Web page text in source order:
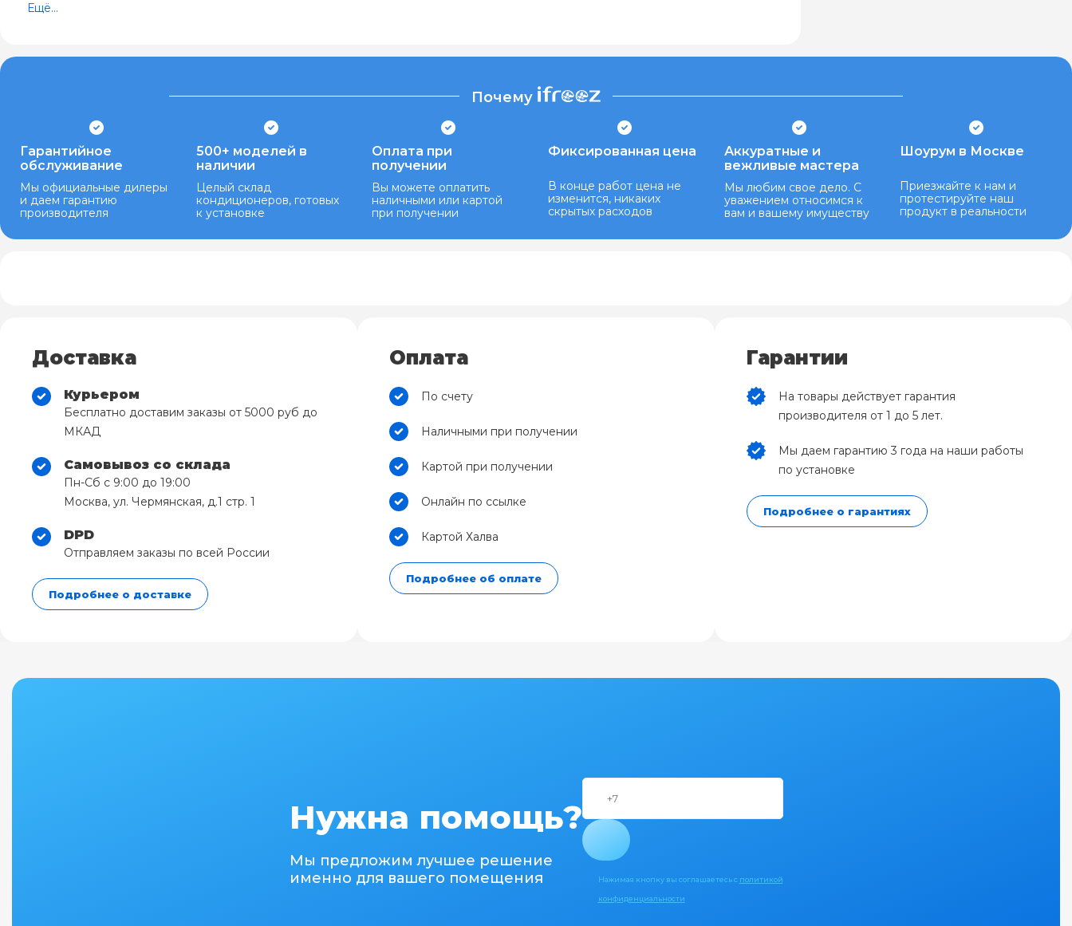
Ещё...
Почему
Гарантийное
обслуживание
Мы официальные дилеры
и даем гарантию
производителя
500+ моделей в
наличии
Целый склад
кондиционеров, готовых
к установке
Оплата при
получении
Вы можете оплатить
наличными или картой
при получении
Фиксированная цена
В конце работ цена не
изменится, никаких
скрытых расходов
Аккуратные и
вежливые мастера
Мы любим свое дело. С
уважением относимся к
вам и вашему имуществу
Шоурум в Москве
Приезжайте к нам и
протестируйте наш
продукт в реальности
Доставка
Курьером
Бесплатно доставим заказы от 5000 руб до
МКАД
Самовывоз со склада
Пн-Сб с 9:00 до 19:00
Москва, ул. Чермянская, д.1 стр. 1
DPD
Отправляем заказы по всей России
Подробнее о доставке
Оплата
По счету
Наличными при получении
Картой при получении
Онлайн по ссылке
Картой Халва
Подробнее об оплате
Гарантии
На товары действует гарантия
производителя от 1 до 5 лет.
Мы даем гарантию 3 года на наши работы
по установке
Подробнее о гарантиях
Нужна помощь?
Мы предложим лучшее решение
именно для вашего помещения
Нажимая кнопку вы соглашаетесь с политикой
конфиденциальности